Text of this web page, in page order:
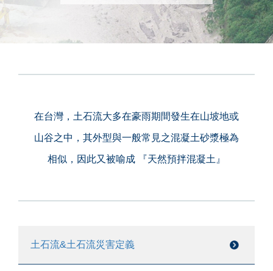
在台灣，土石流大多在豪雨期間發生在山坡地或
山谷之中，其外型與一般常見之混凝土砂漿極為
相似，因此又被喻成 『天然預拌混凝土』
土石流&土石流災害定義